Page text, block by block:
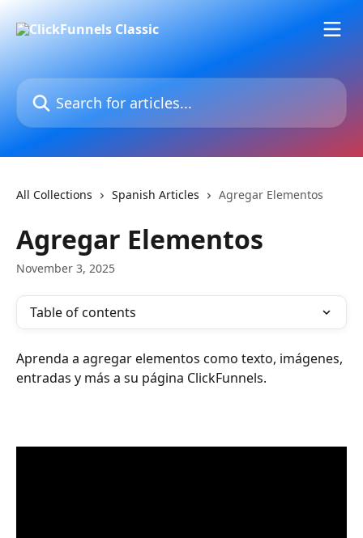
Search for articles...
All Collections Spanish Articles Agregar Elementos
Agregar Elementos
November 3, 2025
Table of contents
Aprenda a agregar elementos como texto, imágenes,
entradas y más a su página ClickFunnels.